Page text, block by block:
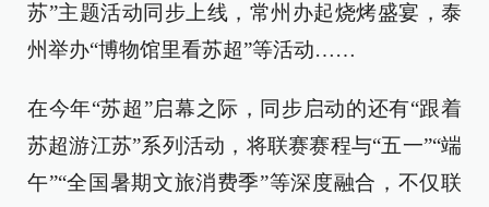
苏”主题活动同步上线，常州办起烧烤盛宴，泰
州举办“博物馆里看苏超”等活动……
在今年“苏超”启幕之际，同步启动的还有“跟着
苏超游江苏”系列活动，将联赛赛程与“五一”“端
午”“全国暑期文旅消费季”等深度融合，不仅联